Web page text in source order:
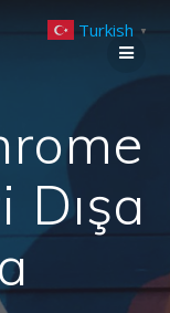
Dışa
Turkish ▼